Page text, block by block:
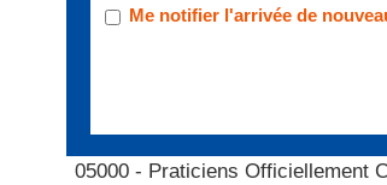
Me notifier l'arrivée de
05000 - Praticiens Officiellement